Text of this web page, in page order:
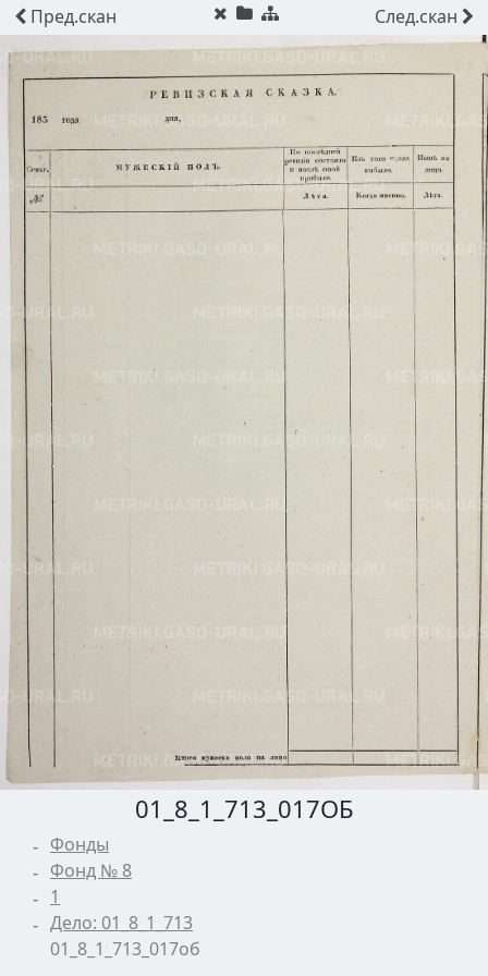
Пред.скан След.скан
01_8_1_713_017ОБ
Фонды
Фонд № 8
1
Дело: 01_8_1_713
01_8_1_713_017об